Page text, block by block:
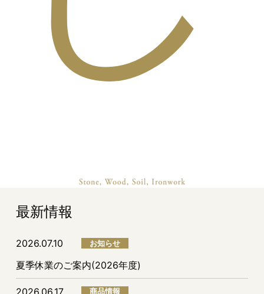
最新情報
2026.07.10 お知らせ
夏季休業のご案内(2026年度)
2026.06.17 商品情報